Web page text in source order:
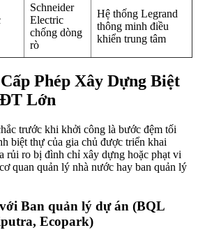
Schneider
Electric
chống dòng
rò
Hệ thống Legrand
thông minh điều
khiển trung tâm
Phép Xây Dựng Biệt
Lớn
trước khi khởi công là bước đệm tối
biệt thự của gia chủ được triển khai
rủi ro bị đình chỉ xây dựng hoặc phạt vi
quan quản lý nhà nước hay ban quản lý
Ban quản lý dự án (BQL
Ecopark)